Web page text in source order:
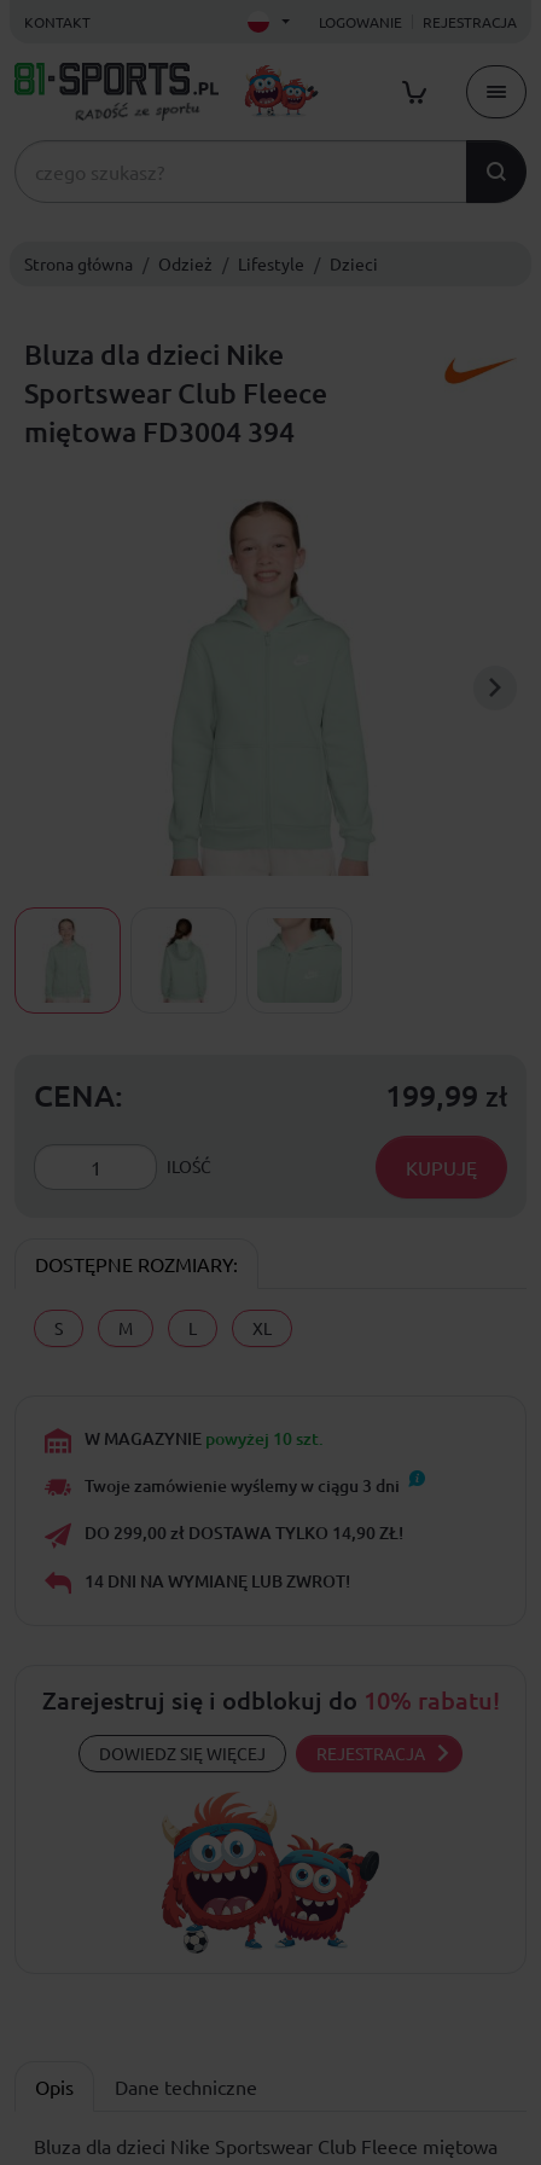
KONTAKT LOGOWANIE REJESTRACJA
Strona główna Odzież Lifestyle Dzieci
Bluza dla dzieci Nike
Sportswear Club Fleece
miętowa FD3004 394
CENA: 199,99 zł
ILOŚĆ KUPUJĘ
DOSTĘPNE ROZMIARY:
S M L XL
W MAGAZYNIE powyżej 10 szt.
Twoje zamówienie wyślemy w ciągu 3 dni
DO 299,00 zł DOSTAWA TYLKO 14,90 ZŁ!
14 DNI NA WYMIANĘ LUB ZWROT!
Zarejestruj się i odblokuj do 10% rabatu!
DOWIEDZ SIĘ WIĘCEJ REJESTRACJA
Opis Dane techniczne
Bluza dla dzieci Nike Sportswear Club Fleece miętowa